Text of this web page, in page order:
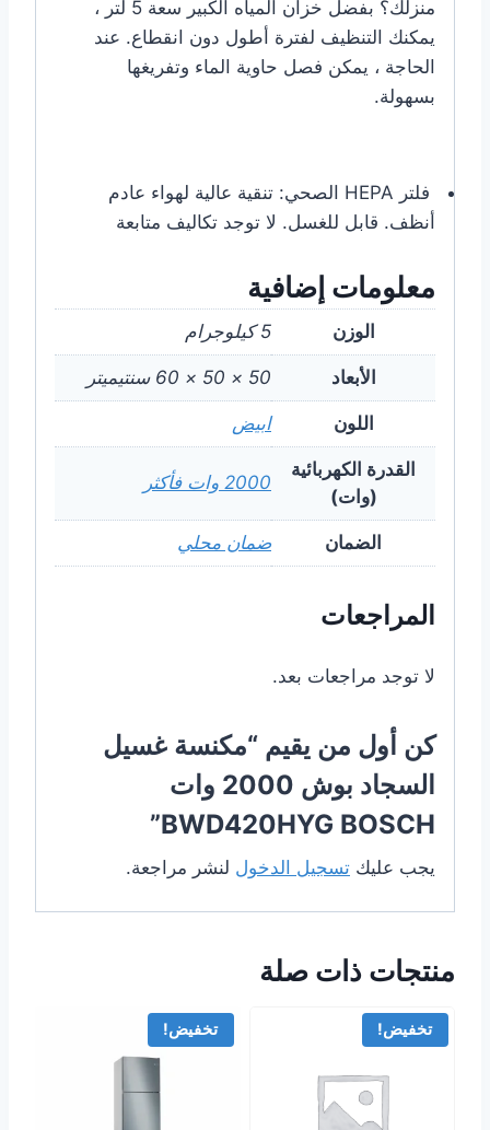
منزلك؟ بفضل خزان المياه الكبير سعة 5 لتر ،
يمكنك التنظيف لفترة أطول دون انقطاع. عند
الحاجة ، يمكن فصل حاوية الماء وتفريغها
بسهولة.
فلتر HEPA الصحي:
تنقية عالية لهواء عادم
أنظف. قابل للغسل. لا توجد تكاليف متابعة
معلومات إضافية
الوزن 5 كيلوجرام
الأبعاد 50 × 50 × 60 سنتيميتر
اللون ابيض
القدرة الكهربائية
(وات)
2000 وات فأكثر
الضمان ضمان محلي
المراجعات
لا توجد مراجعات بعد.
كن أول من يقيم “مكنسة غسيل
السجاد بوش 2000 وات
BWD420HYG BOSCH”
يجب عليك تسجيل الدخول لنشر مراجعة.
منتجات ذات صلة
تخفيض! تخفيض!